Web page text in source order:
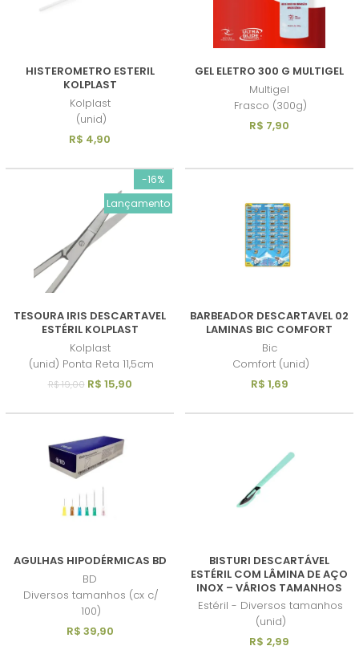
HISTEROMETRO ESTERIL
KOLPLAST
Kolplast
(unid)
R$ 4,90
GEL ELETRO 300 G MULTIGEL
Multigel
Frasco (300g)
R$ 7,90
-16%
Lançamento
TESOURA IRIS DESCARTAVEL
ESTÉRIL KOLPLAST
Kolplast
(unid) Ponta Reta 11,5cm
R$ 19,00 R$ 15,90
BARBEADOR DESCARTAVEL 02
LAMINAS BIC COMFORT
Bic
Comfort (unid)
R$ 1,69
AGULHAS HIPODÉRMICAS BD
BD
Diversos tamanhos (cx c/
100)
R$ 39,90
BISTURI DESCARTÁVEL
ESTÉRIL COM LÂMINA DE AÇO
INOX – VÁRIOS TAMANHOS
Estéril - Diversos tamanhos
(unid)
R$ 2,99